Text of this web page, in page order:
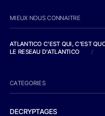
MIEUX NOUS CONNAITRE
ATLANTICO C'EST QUI, C'EST
LE RESEAU D'ATLANTICO
/
CATEGORIES
DECRYPTAGES